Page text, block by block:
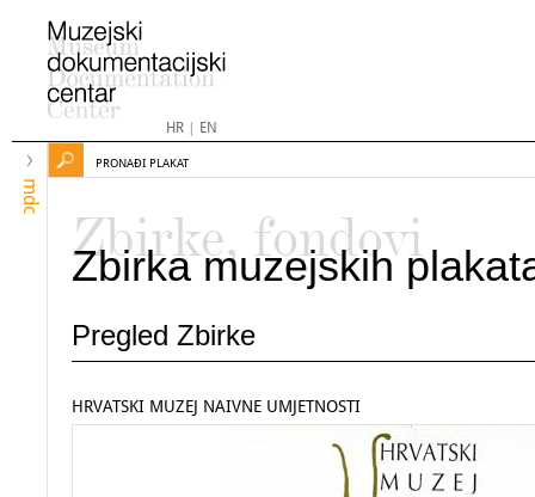
HR| EN
mdc
PRONAĐI PLAKAT
Zbirke, fondovi
Zbirka muzejskih
Pregled Zbirke
HRVATSKI MUZEJ NAIVNE UMJETNOSTI